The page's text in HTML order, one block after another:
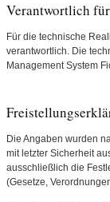
Verantwortlich
Für die technische
verantwortlich. Die
Management System
Die Angaben wurden
mit letzter Sicherheit
ausschließlich die
(Gesetze,